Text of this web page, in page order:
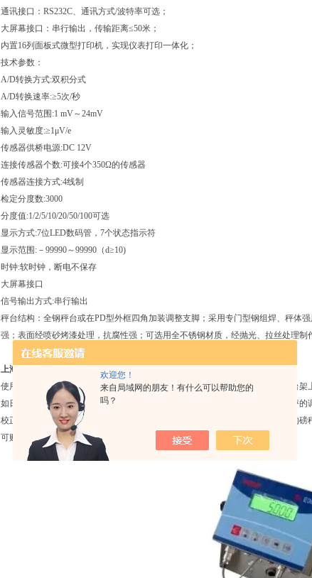
欢迎您！
来自局域网的朋友！有什么可以帮助您的
吗？
通讯接口：RS232C、通讯方式/波特率可选；
大屏幕接口：串行输出，传输距离≤50米；
内置16列面板式微型打印机，实现仪表打印一体化；
技术参数：
A/D转换方式:双积分式
A/D转换速率:≥5次/秒
输入信号范围:1 mV～24mV
输入灵敏度:≥1μV/e
传感器供桥电源:DC 12V
连接传感器个数:可接4个350Ω的传感器
传感器连接方式:4线制
检定分度数:3000
分度值:1/2/5/10/20/50/100可选
显示方式:7位LED数码管，7个状态指示符
显示范围:－99990～99990（d≥10)
时钟:软时钟，断电不保存
大屏幕接口
信号输出方式:串行输出
秤台结构：全钢秤台或在PD型外框四角加装调整支脚；采用专门型钢组焊、秤体
强；表面经喷砂烤漆处理，抗腐性强；可选用全不锈钢材质，经抛光、拉丝处理制
上海计数防爆电子称3150ex
正确使用：
使用前的准备工作：请将电子秤置于稳固地面使用，勿置于震动不稳的桌面或台架
如日光直射或冷气出风口处，使用独立电源插座以免其它电器干扰，调整电子秤
校正：为保持磅秤的准确性，应至少一年校正一次。校正方式可委托信誉良好的
可购置一套适合本身且检验合格的标准砝码做定期校正。